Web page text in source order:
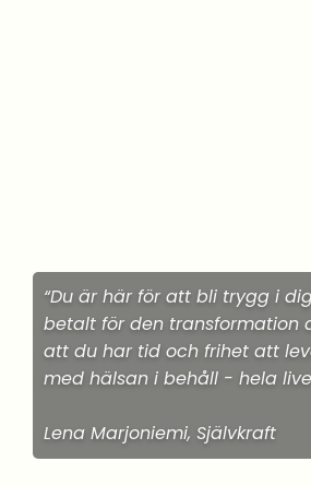
“Du är här för att bli trygg i
betalt för den transformation
att du har tid och frihet att
med hälsan i behåll - hela
Lena Marjoniemi, Självkraft